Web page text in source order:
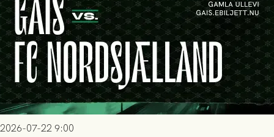
2026-07-22 9:00